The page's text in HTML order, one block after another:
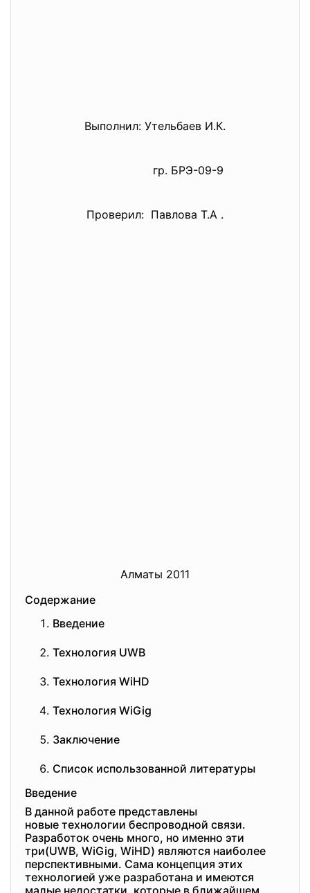
Выполнил: Утельбаев И.К.
гр. БРЭ-09-9
Проверил: Павлова Т.А .
Алматы 2011
Содержание
Введение
Технология UWB
Технология WiHD
Технология WiGig
Заключение
Список использованной литературы
Введение
В данной работе представлены
новые технологии беспроводной связи.
Разработок очень много, но именно эти
три(UWB, WiGig, WiHD) являются наиболее
перспективными. Сама концепция этих
технологией уже разработана и имеются
малые недостатки, которые в ближайшем